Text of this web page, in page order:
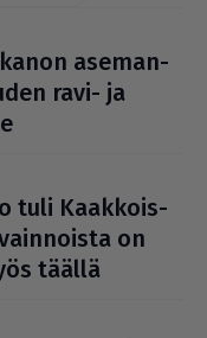
ase­man­
ravi- ja
tuli Kaakkois-
on
täällä